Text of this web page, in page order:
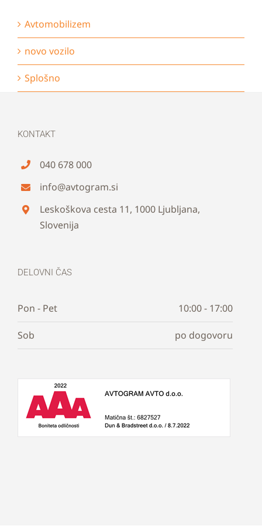
Avtomobilizem
novo vozilo
Splošno
KONTAKT
040 678 000
info@avtogram.si
Leskoškova cesta 11, 1000 Ljubljana,
Slovenija
DELOVNI ČAS
Pon - Pet 10:00 - 17:00
Sob po dogovoru